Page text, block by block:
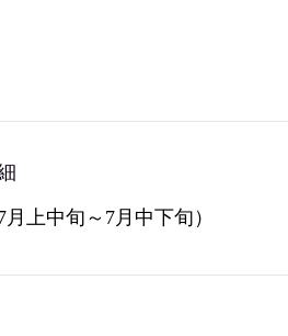
月上中旬～ 7月中下旬）